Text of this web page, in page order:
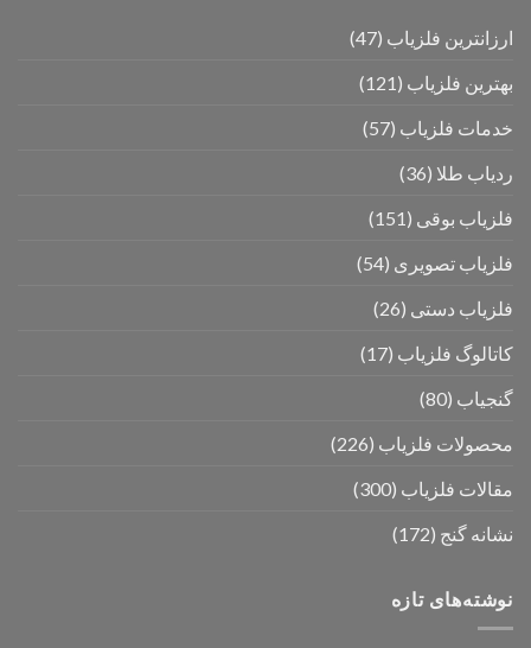
ارزانترین فلزیاب (47)
بهترین فلزیاب (121)
خدمات فلزیاب (57)
ردیاب طلا (36)
فلزیاب بوقی (151)
فلزیاب تصویری (54)
فلزیاب دستی (26)
کاتالوگ فلزیاب (17)
گنجیاب (80)
محصولات فلزیاب (226)
مقالات فلزیاب (300)
نشانه گنج (172)
نوشته‌های تازه